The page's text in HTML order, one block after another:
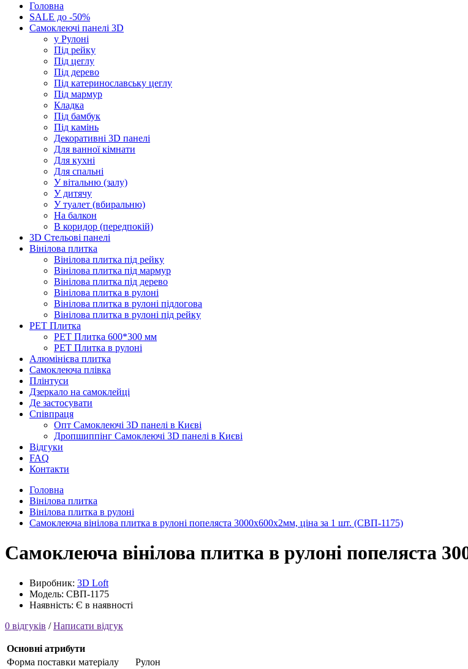
Головна
SALE до -50%
Самоклеючі панелі 3D
у Рулоні
Під рейку
Під цеглу
Під дерево
Під катеринославську цеглу
Під мармур
Кладка
Під бамбук
Під камінь
Декоративні 3D панелі
Для ванної кімнати
Для кухні
Для спальні
У вітальню (залу)
У дитячу
У туалет (вбиральню)
На балкон
В коридор (передпокій)
3D Стельові панелі
Вінілова плитка
Вінілова плитка під рейку
Вінілова плитка під мармур
Вінілова плитка під дерево
Вінілова плитка в рулоні
Вінілова плитка в рулоні підлогова
Вінілова плитка в рулоні під рейку
PET Плитка
PET Плитка 600*300 мм
PET Плитка в рулоні
Алюмінієва плитка
Самоклеюча плівка
Плінтуси
Дзеркало на самоклейці
Де застосувати
Співпраця
Опт Самоклеючі 3D панелі в Києві
Дропшиппінг Самоклеючі 3D панелі в Києві
Відгуки
FAQ
Контакти
Головна
Вінілова плитка
Вінілова плитка в рулоні
Самоклеюча вінілова плитка в рулоні попеляста 3000х600х2мм, ціна за 1 шт. (СВП-1175)
Самоклеюча вінілова плитка в рулоні попеляста
Виробник: 3D Loft
Модель: СВП-1175
Наявність: Є в наявності
0 відгуків /Написати відгук
Основні атрибути
Форма поставки матеріалу
Рулон